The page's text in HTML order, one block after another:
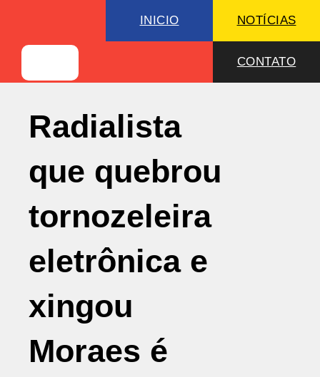
INICIO NOTÍCIAS
CONTATO
Radialista
que quebrou
tornozeleira
eletrônica e
xingou
Moraes é